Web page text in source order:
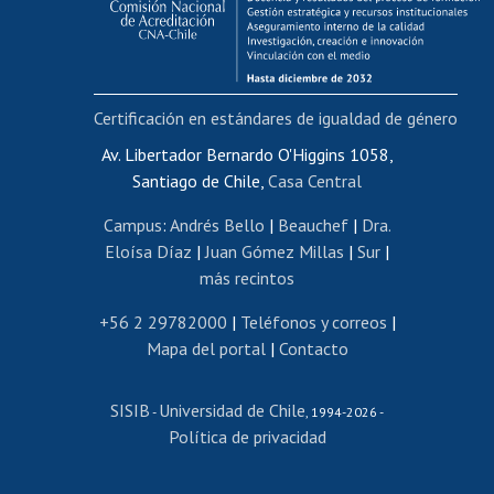
Funcionarias/os
Cursos internos de capacitación
Bienestar del personal
Portal de movilidad interna
Certificado de renta
Certificado de renta honorarios
Editar páginas blancas
Extranjeras/os
Revalidación y reconocimiento de títulos
Postulación al Programa de Movilidad Estudiantil
Cursos de español
Av. Libertador Bernardo O'Higgins 1058,
Santiago de Chile, Casa Central
Campus: Andrés Bello | Beauchef| Dra.
Eloísa Díaz | Juan Gómez Millas | Sur |
más recintos
+56 2 29782000 | Teléfonos y correos |
Mapa del portal| Contacto
SISIB - Universidad de Chile , 1994-2026 -
Política de privacidad
Certificación en estándares de igualdad de género